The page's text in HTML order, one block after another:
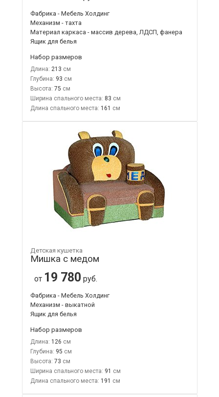
Фабрика - Мебель Холдинг
Механизм - тахта
Материал каркаса - массив дерева, ЛДСП, фанера
Ящик для белья
Набор размеров
Длина: 213
Глубина: 93
Высота: 75
Ширина спального места: 83
Длина спального места: 161
Детская кушетка
Мишка с медом
от 19 780 руб.
Фабрика - Мебель Холдинг
Механизм - выкатной
Ящик для белья
Набор размеров
Длина: 126
Глубина: 95
Высота: 73
Ширина спального места: 91
Длина спального места: 191